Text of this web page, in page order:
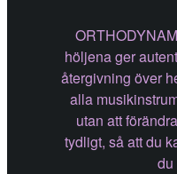
höljena ger
återgivning över
alla
utan att
tydligt, så att du
du